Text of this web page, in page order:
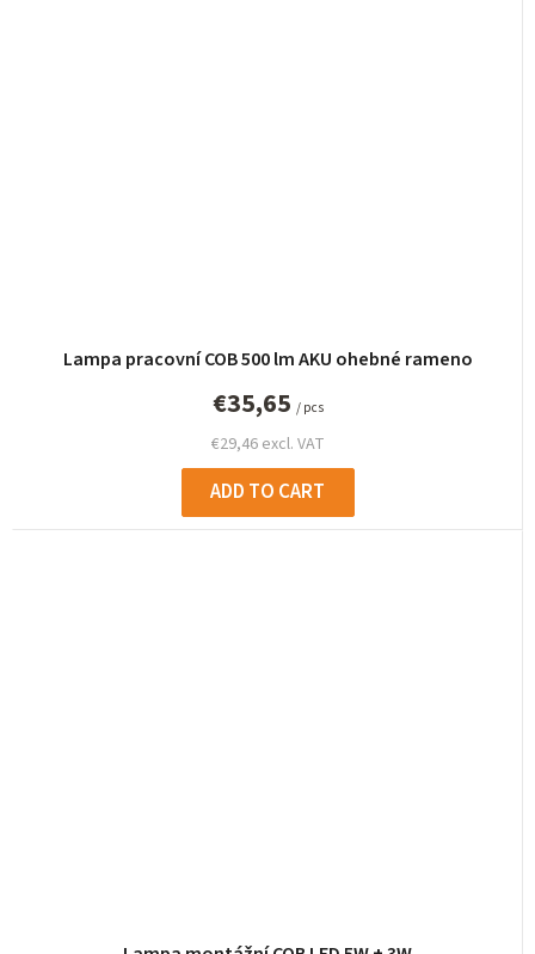
Lampa pracovní COB 500 lm AKU ohebné rameno
€29,46 excl. VAT
€35,65 / pcs
ADD TO CART